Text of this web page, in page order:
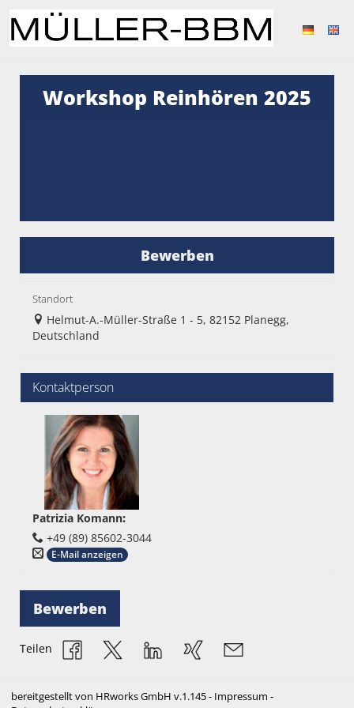
Workshop Reinhören 2025
Bewerben
Standort
Helmut-A.-Müller-Straße 1 - 5, 82152 Planegg,
Deutschland
Kontaktperson
Patrizia Komann:
+49 (89) 85602-3044
E-Mail anzeigen
Bewerben
Teilen
bereitgestellt von HRworks GmbH v.1.145 - Impressum -